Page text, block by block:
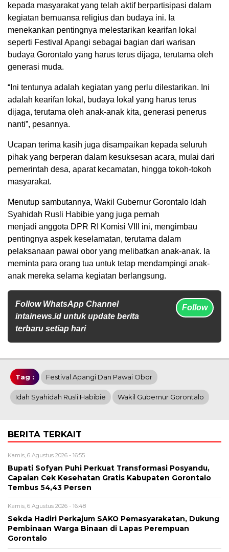
kepada masyarakat yang telah aktif berpartisipasi dalam
kegiatan bernuansa religius dan budaya ini. Ia
menekankan pentingnya melestarikan kearifan lokal
seperti Festival Apangi sebagai bagian dari warisan
budaya Gorontalo yang harus terus dijaga, terutama oleh
generasi muda.
“Ini tentunya adalah kegiatan yang perlu dilestarikan. Ini
adalah kearifan lokal, budaya lokal yang harus terus
dijaga, terutama oleh anak-anak kita, generasi penerus
nanti”, pesannya.
Ucapan terima kasih juga disampaikan kepada seluruh
pihak yang berperan dalam kesuksesan acara, mulai dari
pemerintah desa, aparat kecamatan, hingga tokoh-tokoh
masyarakat.
Menutup sambutannya, Wakil Gubernur Gorontalo Idah
Syahidah Rusli Habibie yang juga pernah
menjadi anggota DPR RI Komisi VIII ini, mengimbau
pentingnya aspek keselamatan, terutama dalam
pelaksanaan pawai obor yang melibatkan anak-anak. Ia
meminta para orang tua untuk tetap mendampingi anak-
anak mereka selama kegiatan berlangsung.
Follow WhatsApp Channel
intainews.id untuk update berita
terbaru setiap hari
Follow
Tag : Festival Apangi Dan Pawai Obor
Idah Syahidah Rusli Habibie Wakil Gubernur Gorontalo
BERITA TERKAIT
Kamis, 6 Agustus 2026 - 16:55
Bupati Sofyan Puhi Perkuat Transformasi Posyandu,
Capaian Cek Kesehatan Gratis Kabupaten Gorontalo
Tembus 54,43 Persen
Kamis, 6 Agustus 2026 - 16:48
Sekda Hadiri Perkajum SAKO Pemasyarakatan, Dukung
Pembinaan Warga Binaan di Lapas Perempuan
Gorontalo